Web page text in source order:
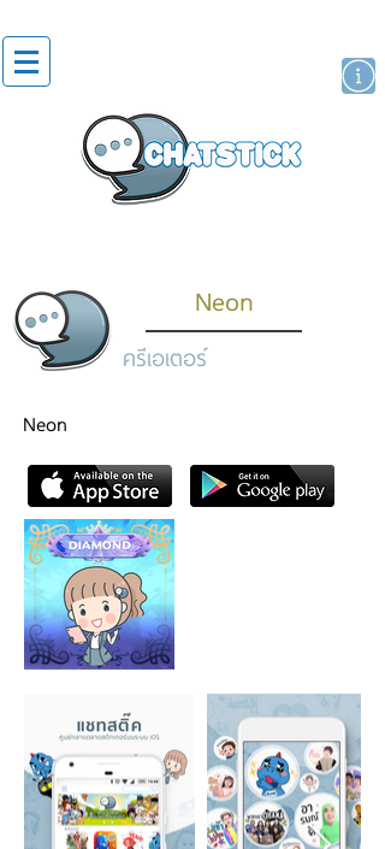
Neon
ครีเอเตอร์
Neon